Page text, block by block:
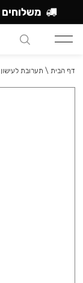
דף הבית \ תערובת לעישון
משלוחים